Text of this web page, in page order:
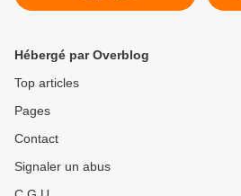
Hébergé par Overblog
Top articles
Pages
Contact
Signaler un abus